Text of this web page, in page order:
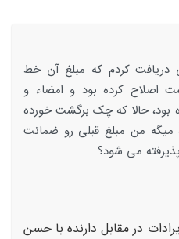
کردم که مبلغ آن خط
اصلاح کرده بود و امضاء و
حالا که چک برگشت خورده
من مبلغ قبلی رو ضمانت
می شود؟
در مقابل دارنده با حسن